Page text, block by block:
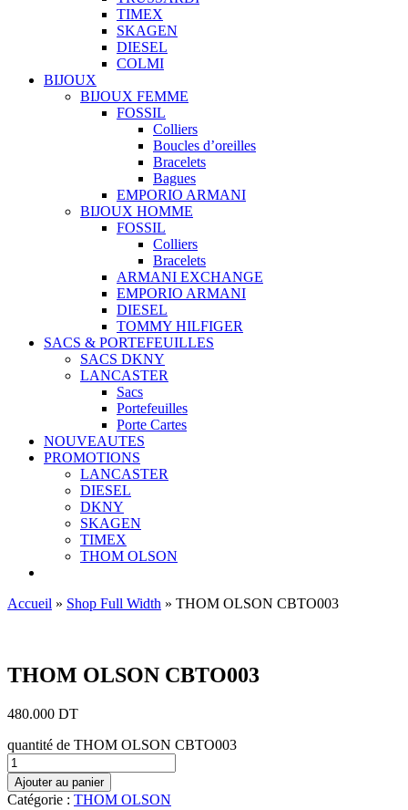
TIMEX
SKAGEN
DIESEL
COLMI
BIJOUX
BIJOUX FEMME
FOSSIL
Colliers
Boucles d’oreilles
Bracelets
Bagues
EMPORIO ARMANI
BIJOUX HOMME
FOSSIL
Colliers
Bracelets
ARMANI EXCHANGE
EMPORIO ARMANI
DIESEL
TOMMY HILFIGER
SACS & PORTEFEUILLES
SACS DKNY
LANCASTER
Sacs
Portefeuilles
Porte Cartes
NOUVEAUTES
PROMOTIONS
LANCASTER
DIESEL
DKNY
SKAGEN
TIMEX
THOM OLSON
Accueil » Shop Full Width » THOM OLSON CBTO003
THOM OLSON CBTO003
480.000 DT
quantité de THOM OLSON CBTO003
Ajouter au panier
Catégorie : THOM OLSON